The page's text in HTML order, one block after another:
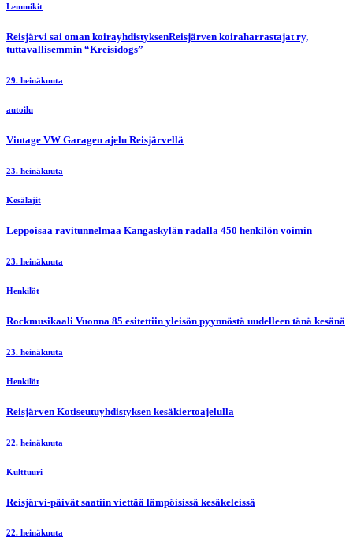
Lemmikit
Reisjärvi sai oman koirayhdistyksenReisjärven koiraharrastajat ry,
tuttavallisemmin “Kreisidogs”
29. heinäkuuta
autoilu
Vintage VW Garagen ajelu Reisjärvellä
23. heinäkuuta
Kesälajit
Leppoisaa ravitunnelmaa Kangaskylän radalla 450 henkilön voimin
23. heinäkuuta
Henkilöt
Rockmusikaali Vuonna 85 esitettiin yleisön pyynnöstä uudelleen tänä kesänä
23. heinäkuuta
Henkilöt
Reisjärven Kotiseutuyhdistyksen kesäkiertoajelulla
22. heinäkuuta
Kulttuuri
Reisjärvi-päivät saatiin viettää lämpöisissä kesäkeleissä
22. heinäkuuta